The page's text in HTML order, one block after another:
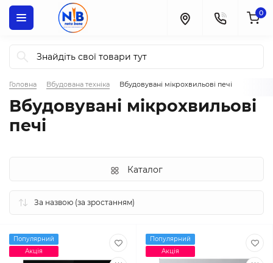
0
Головна Вбудована техніка Вбудовувані мікрохвильові печі
Вбудовувані мікрохвильові
печі
Каталог
Популярний
Акція
Популярний
Акція